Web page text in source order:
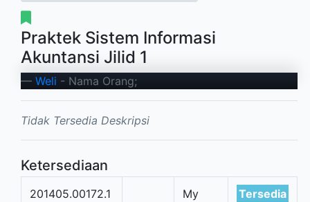
Praktek Sistem Informasi
Akuntansi Jilid 1
Weli - Nama Orang;
Tidak Tersedia Deskripsi
Ketersediaan
201405.00172.1
My
Tersedia